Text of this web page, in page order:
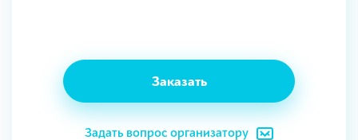
Заказать
Задать вопрос организатору